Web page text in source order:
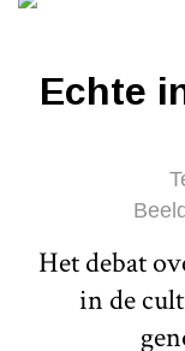
Echte
Het debat
in de